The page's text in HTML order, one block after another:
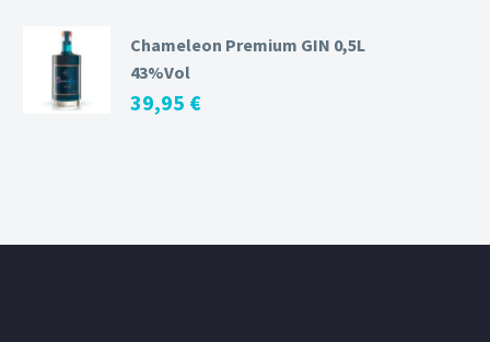
Chameleon Premium GIN 0,5L
43%Vol
39,95 €